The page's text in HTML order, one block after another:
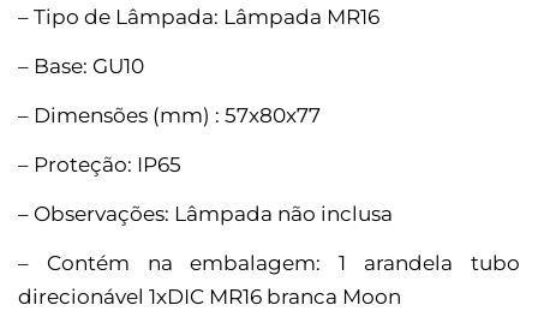
– Tipo de Lâmpada: Lâmpada MR16
– Base: GU10
– Dimensões (mm) : 57x80x77
– Proteção: IP65
– Observações: Lâmpada não inclusa
– Contém na embalagem: 1 arandela tubo
direcionável 1xDIC MR16 branca Moon